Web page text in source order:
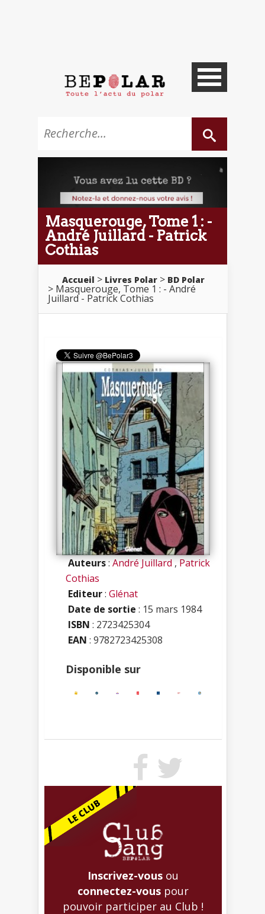
Masquerouge, Tome 1 : -
André Juillard - Patrick
Cothias
Accueil Livres Polar BD Polar
Masquerouge, Tome 1 : - André
Juillard - Patrick Cothias
Auteurs:André Juillard,Patrick
Cothias
Editeur: Glénat
Date de sortie : 15 mars 1984
ISBN : 2723425304
EAN : 9782723425308
Disponible sur
Inscrivez-vous ou
connectez-vous pour
pouvoir participer au Club !